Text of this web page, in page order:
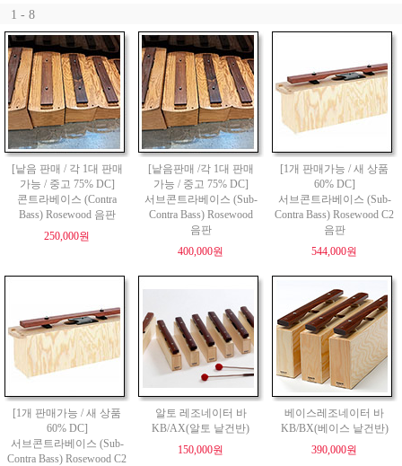
1 - 8
[낱음 판매 / 각 1대 판매
가능 / 중고 75% DC]
콘트라베이스 (Contra
Bass) Rosewood 음판
250,000원
[낱음판매 /각 1대 판매
가능 / 중고 75% DC]
서브콘트라베이스 (Sub-
Contra Bass) Rosewood
음판
400,000원
[1개 판매가능 / 새 상품
60% DC]
서브콘트라베이스 (Sub-
Contra Bass) Rosewood C2
음판
544,000원
[1개 판매가능 / 새 상품
60% DC]
서브콘트라베이스 (Sub-
Contra Bass) Rosewood C2
알토 레조네이터 바
KB/AX(알토 낱건반)
150,000원
베이스레조네이터 바
KB/BX(베이스 낱건반)
390,000원